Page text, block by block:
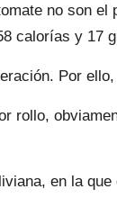
no son
calorías y 17
Por
rollo,
en la